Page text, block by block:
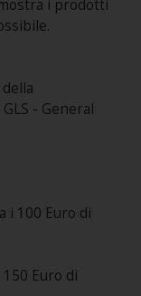
i prodotti
- General
i 100 Euro di
Euro di